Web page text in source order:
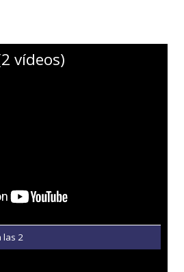
vídeos)
las 2